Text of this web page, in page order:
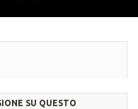
SU QUESTO